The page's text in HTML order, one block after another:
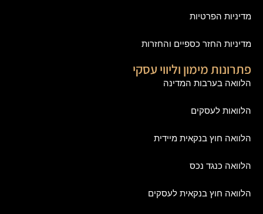
מדיניות הפרטיות
מדיניות החזר כספיים והחזרות
פתרונות מימון וליווי עסקי
הלוואה בערבות המדינה
הלוואות לעסקים
הלוואה חוץ בנקאית מיידית
הלוואה כנגד נכס
הלוואה חוץ בנקאית לעסקים